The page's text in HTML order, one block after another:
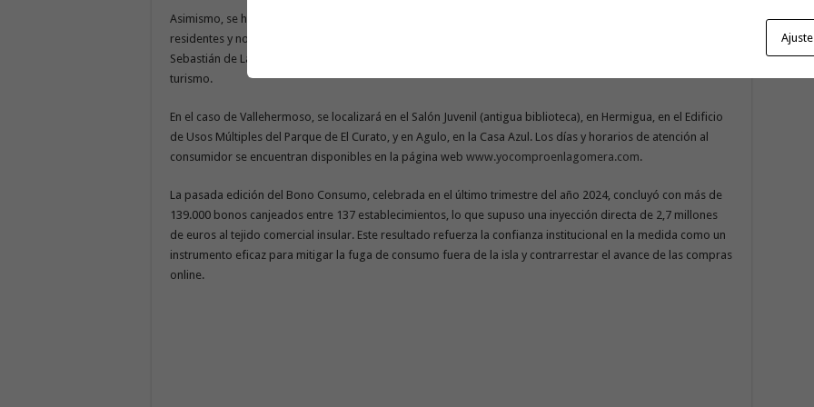
Asimismo, se ha dispuesto personal para asesorar a las empresas y facilitar la compra de bonos para los
residentes y no residentes, con oficinas de información repartidas por los seis municipios de la isla. En San
Sebastián de La Gomera, Alajeró y Valle Gran Rey, los puntos de información se ubicarán en las oficinas de
turismo.
En el caso de Vallehermoso, se localizará en el Salón Juvenil (antigua biblioteca), en Hermigua, en el Edificio
de Usos Múltiples del Parque de El Curato, y en Agulo, en la Casa Azul. Los días y horarios de atención al
consumidor se encuentran disponibles en la página web www.yocomproenlagomera.com.
La pasada edición del Bono Consumo, celebrada en el último trimestre del año 2024, concluyó con más de
139.000 bonos canjeados entre 137 establecimientos, lo que supuso una inyección directa de 2,7 millones
de euros al tejido comercial insular. Este resultado refuerza la confianza institucional en la medida como un
instrumento eficaz para mitigar la fuga de consumo fuera de la isla y contrarrestar el avance de las compras
online.